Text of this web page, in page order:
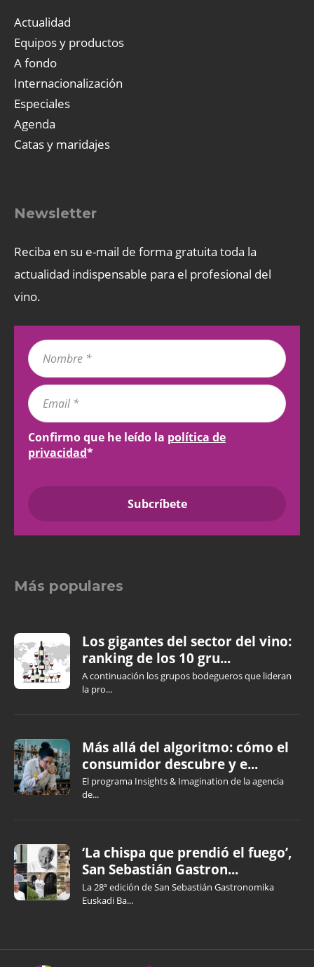
Actualidad
Equipos y productos
A fondo
Internacionalización
Especiales
Agenda
Catas y maridajes
Newsletter
Reciba en su e-mail de forma gratuita toda la
actualidad indispensable para el profesional del
vino.
Confirmo que he leído la política de
privacidad*
Más populares
Los gigantes del sector del vino:
ranking de los 10 gru...
A continuación los grupos bodegueros que lideran
la pro...
Más allá del algoritmo: cómo el
consumidor descubre y e...
El programa Insights & Imagination de la agencia
de...
‘La chispa que prendió el fuego’,
San Sebastián Gastron...
La 28ª edición de San Sebastián Gastronomika
Euskadi Ba...